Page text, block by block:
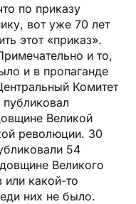
по приказу
вот уже 70 лет
этот «приказ».
и то,
и в пропаганде
Комитет
Великой
революции. 30
54
Великого
или какой-то
них не было.